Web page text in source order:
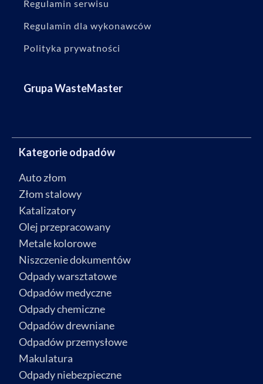
Regulamin serwisu
Regulamin dla wykonawców
Polityka prywatności
Grupa WasteMaster
Kategorie odpadów
Auto złom
Złom stalowy
Katalizatory
Olej przepracowany
Metale kolorowe
Niszczenie dokumentów
Odpady warsztatowe
Odpadów medyczne
Odpady chemiczne
Odpadów drewniane
Odpadów przemysłowe
Makulatura
Odpady niebezpieczne